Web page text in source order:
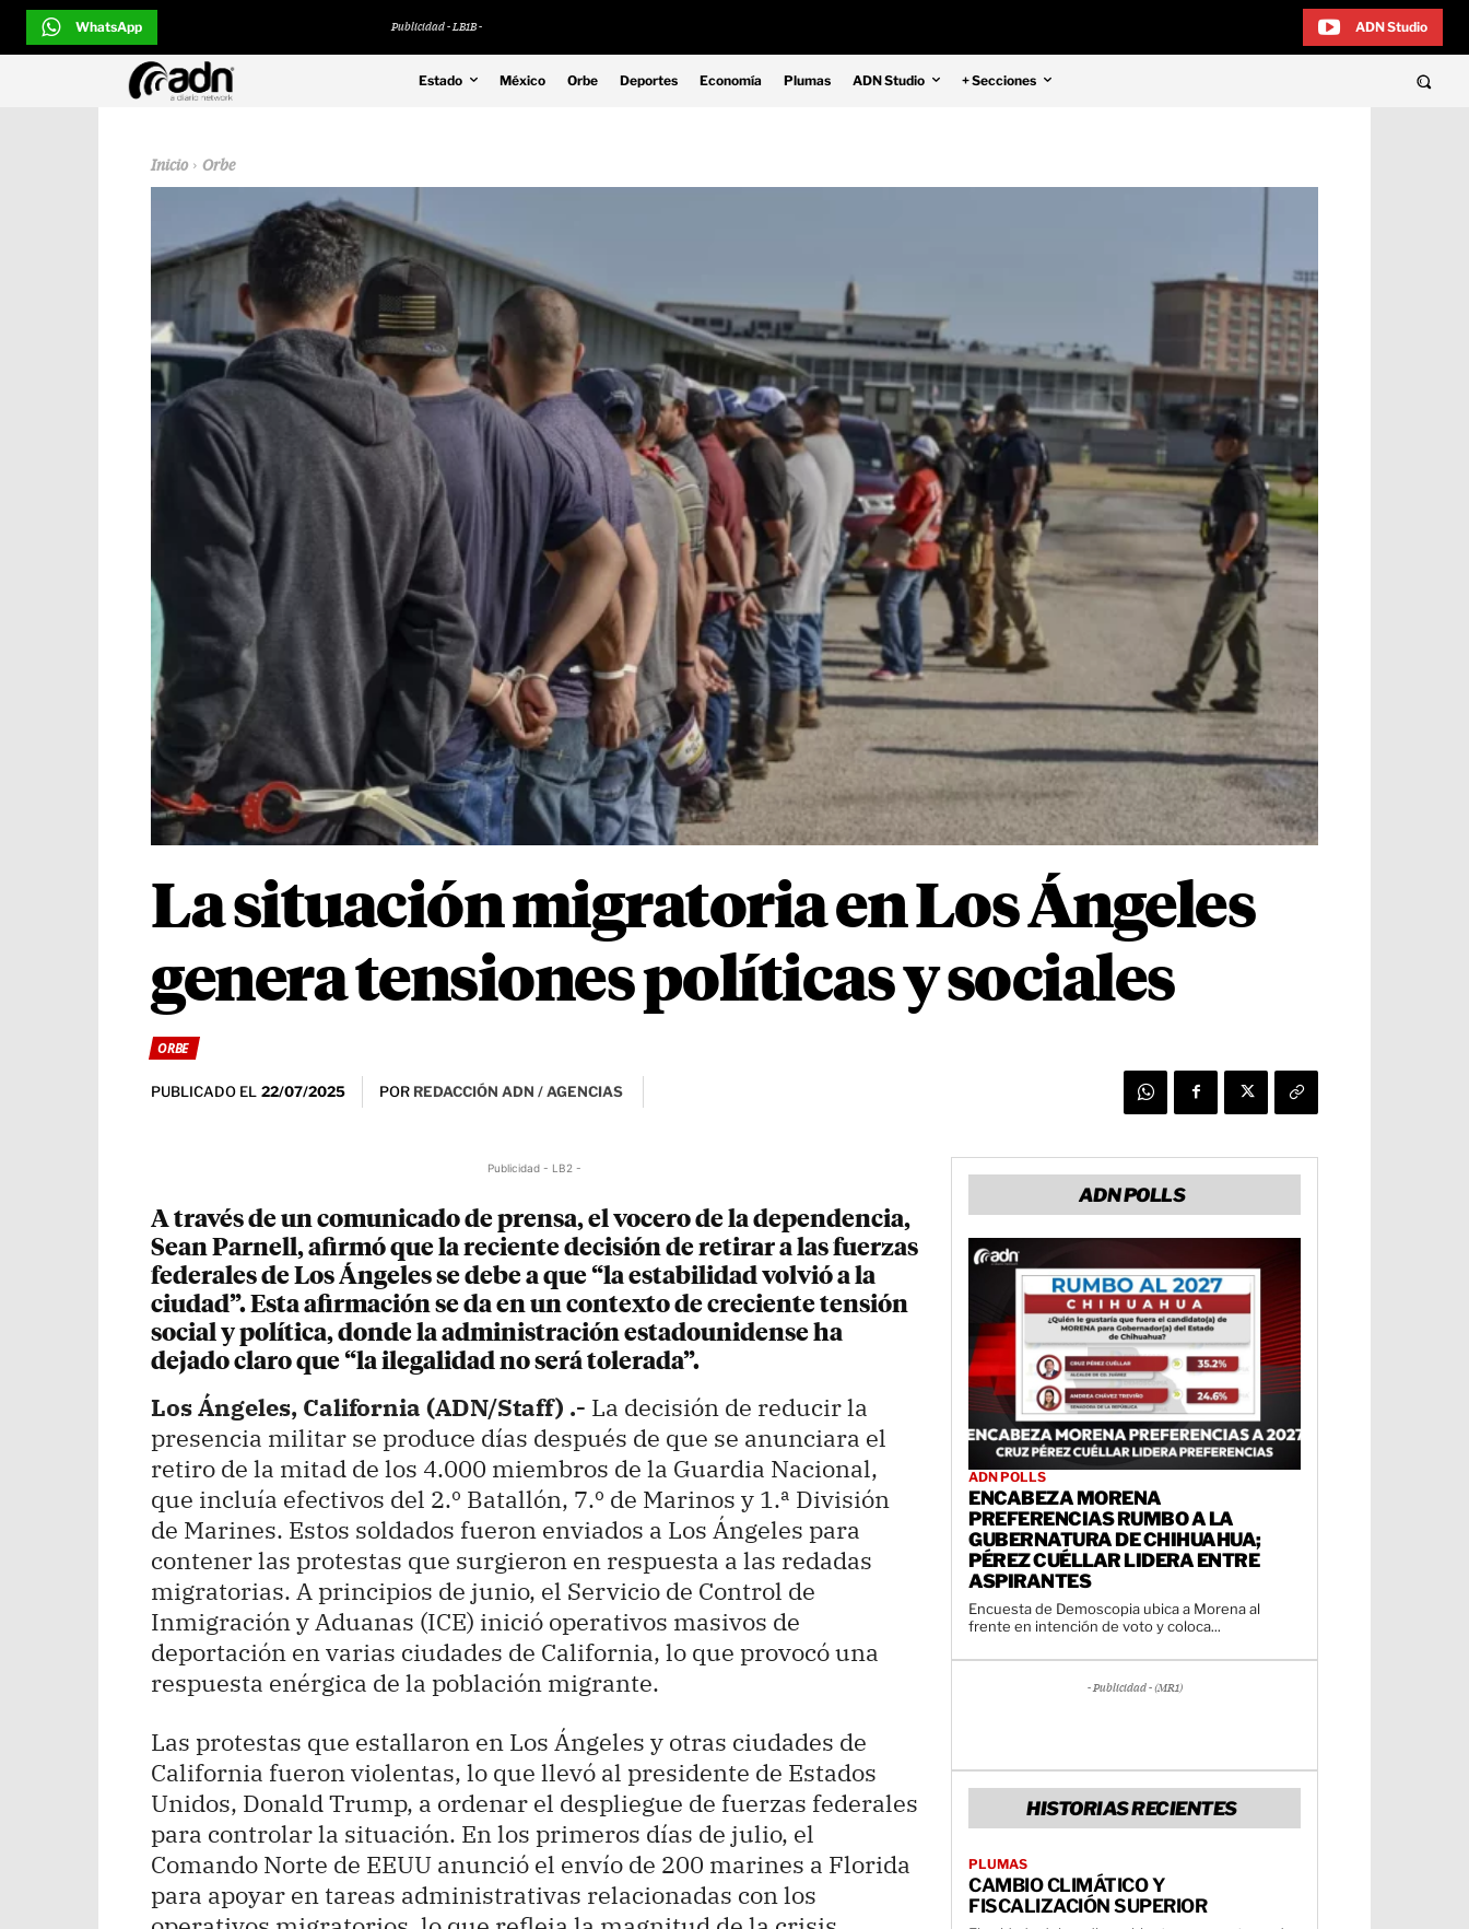
WhatsApp Publicidad - LB1B - ADN Studio
Estado México Orbe Deportes Economía Plumas ADN Studio + Secciones
Inicio Orbe
La situación migratoria en Los Ángeles
genera tensiones políticas y sociales
ORBE
PUBLICADO EL 22/07/2025 POR REDACCIÓN ADN / AGENCIAS
Publicidad - LB2 -
A través de un comunicado de prensa, el vocero de la dependencia,
Sean Parnell, afirmó que la reciente decisión de retirar a las fuerzas
federales de Los Ángeles se debe a que “la estabilidad volvió a la
ciudad”. Esta afirmación se da en un contexto de creciente tensión
social y política, donde la administración estadounidense ha
dejado claro que “la ilegalidad no será tolerada”.
Los Ángeles, California (ADN/Staff) .- La decisión de reducir la
presencia militar se produce días después de que se anunciara el
retiro de la mitad de los 4.000 miembros de la Guardia Nacional,
que incluía efectivos del 2.º Batallón, 7.º de Marinos y 1.ª División
de Marines. Estos soldados fueron enviados a Los Ángeles para
contener las protestas que surgieron en respuesta a las redadas
migratorias. A principios de junio, el Servicio de Control de
Inmigración y Aduanas (ICE) inició operativos masivos de
deportación en varias ciudades de California, lo que provocó una
respuesta enérgica de la población migrante.
Las protestas que estallaron en Los Ángeles y otras ciudades de
California fueron violentas, lo que llevó al presidente de Estados
Unidos, Donald Trump, a ordenar el despliegue de fuerzas federales
para controlar la situación. En los primeros días de julio, el
Comando Norte de EEUU anunció el envío de 200 marines a Florida
para apoyar en tareas administrativas relacionadas con los
ADN POLLS
ADN POLLS
ENCABEZA MORENA
PREFERENCIAS RUMBO A LA
GUBERNATURA DE CHIHUAHUA;
PÉREZ CUÉLLAR LIDERA ENTRE
ASPIRANTES
Encuesta de Demoscopia ubica a Morena al
frente en intención de voto y coloca...
- Publicidad - (MR1)
HISTORIAS RECIENTES
PLUMAS
CAMBIO CLIMÁTICO Y
FISCALIZACIÓN SUPERIOR